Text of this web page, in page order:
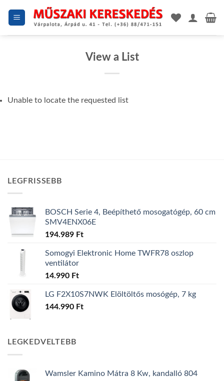
View a List
Unable to locate the requested list
LEGFRISSEBB
BOSCH Serie 4, Beépíthető mosogatógép, 60 cm
SMV4ENX06E
194.989 Ft
Somogyi Elektronic Home TWFR78 oszlop
ventilátor
14.990 Ft
LG F2X10S7NWK Elöltöltős mosógép, 7 kg
144.990 Ft
LEGKEDVELTEBB
Wamsler Kamino Mátra 8 Kw, kandalló 804